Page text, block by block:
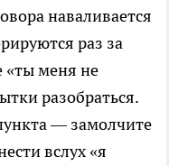
наваливается
раз за
«ты меня не
разобраться.
— замолчите
вслух «я